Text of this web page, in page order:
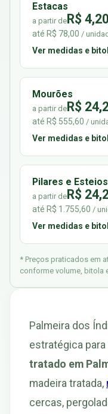
Estacas
a partir deR$ 4,20
até R$ 78,00 /
Ver medidas e
Mourões
a partir deR$
até R$ 555,60 /
Ver medidas e
Pilares e Esteios
a partir deR$
até R$ 1.755,60 /
Ver medidas e
* Preços praticados em
conforme volume, bitola
Palmeira dos
estratégica
tratado em
madeira tratada,
cercas,